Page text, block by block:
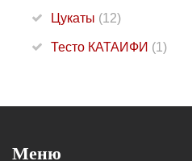
Цукаты (12)
Тесто КАТАИФИ (1)
Меню